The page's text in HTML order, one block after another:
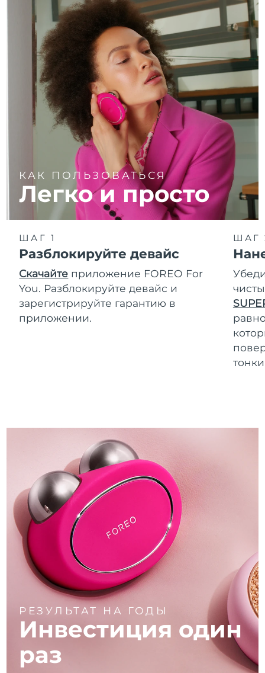
КАК ПОЛЬЗОВАТЬСЯ
Легко и просто
ШАГ 1
Разблокируйте девайс
Скачайте приложение FOREO For
You. Разблокируйте девайс и
зарегистрируйте гарантию в
приложении.
ШАГ
РЕЗУЛЬТАТ НА ГОДЫ
Инвестиция один
раз